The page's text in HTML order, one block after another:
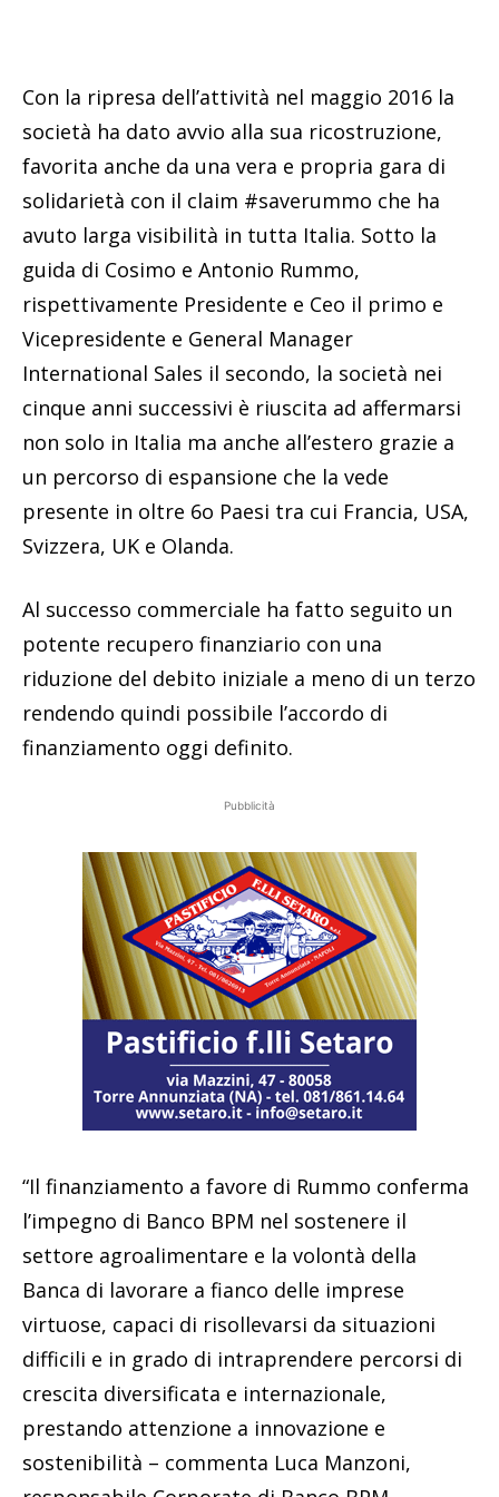
Con la ripresa dell’attività nel maggio 2016 la
società ha dato avvio alla sua ricostruzione,
favorita anche da una vera e propria gara di
solidarietà con il claim #saverummo che ha
avuto larga visibilità in tutta Italia. Sotto la
guida di Cosimo e Antonio Rummo,
rispettivamente Presidente e Ceo il primo e
Vicepresidente e General Manager
International Sales il secondo, la società nei
cinque anni successivi è riuscita ad affermarsi
non solo in Italia ma anche all’estero grazie a
un percorso di espansione che la vede
presente in oltre 6o Paesi tra cui Francia, USA,
Svizzera, UK e Olanda.
Al successo commerciale ha fatto seguito un
potente recupero finanziario con una
riduzione del debito iniziale a meno di un terzo
rendendo quindi possibile l’accordo di
finanziamento oggi definito.
Pubblicità
“Il finanziamento a favore di Rummo conferma
l’impegno di Banco BPM nel sostenere il
settore agroalimentare e la volontà della
Banca di lavorare a fianco delle imprese
virtuose, capaci di risollevarsi da situazioni
difficili e in grado di intraprendere percorsi di
crescita diversificata e internazionale,
prestando attenzione a innovazione e
sostenibilità – commenta Luca Manzoni,